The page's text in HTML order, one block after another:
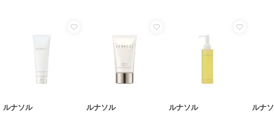
ルナソル ルナソル ルナソル ルナ